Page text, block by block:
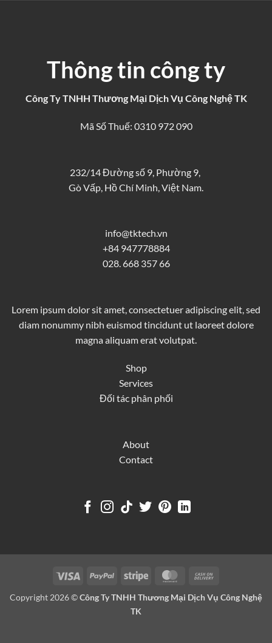
Thông tin công ty
Công Ty TNHH Thương Mại Dịch Vụ Công Nghệ TK
Mã Số Thuế: 0310 972 090
232/14 Đường số 9, Phường 9,
Gò Vấp, Hồ Chí Minh, Việt Nam.
info@tktech.vn
+84 947778884
028. 668 357 66
Lorem ipsum dolor sit amet, consectetuer adipiscing elit, sed
diam nonummy nibh euismod tincidunt ut laoreet dolore
magna aliquam erat volutpat.
Shop
Services
Đối tác phân phối
About
Contact
Visa PayPal Stripe MasterCard
Delivery
Copyright 2026 ©Công Ty TNHH Thương Mại Dịch Vụ Công Nghệ
TK